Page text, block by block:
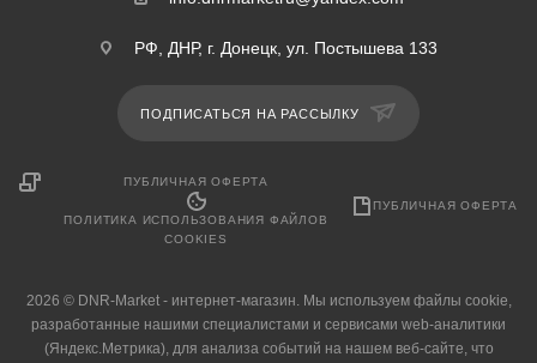
РФ, ДНР, г. Донецк, ул. Постышева 133
ПОДПИСАТЬСЯ НА РАССЫЛКУ
ПУБЛИЧНАЯ ОФЕРТА
ПОЛИТИКА ИСПОЛЬЗОВАНИЯ ФАЙЛОВ
COOKIES
ПУБЛИЧНАЯ ОФЕРТА
2026 © DNR-Market - интернет-магазин. Мы используем файлы cookie,
разработанные нашими специалистами и сервисами web-аналитики
(Яндекс.Метрика), для анализа событий на нашем веб-сайте, что